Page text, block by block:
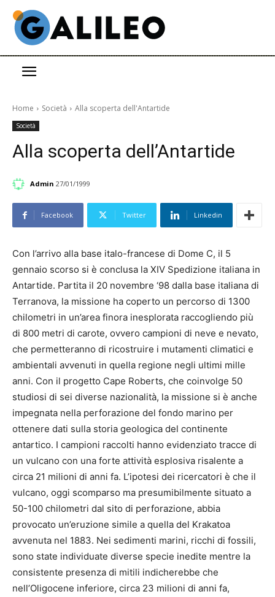
Home Società Alla scoperta dell'Antartide
Società
Alla scoperta dell’Antartide
Admin 27/01/1999
Facebook Twitter Linkedin
Con l’arrivo alla base italo-francese di Dome C, il 5
gennaio scorso si è conclusa la XIV Spedizione italiana in
Antartide. Partita il 20 novembre ‘98 dalla base italiana di
Terranova, la missione ha coperto un percorso di 1300
chilometri in un’area finora inesplorata raccogliendo più
di 800 metri di carote, ovvero campioni di neve e nevato,
che permetteranno di ricostruire i mutamenti climatici e
ambientali avvenuti in quella regione negli ultimi mille
anni. Con il progetto Cape Roberts, che coinvolge 50
studiosi di sei diverse nazionalità, la missione si è anche
impegnata nella perforazione del fondo marino per
ottenere dati sulla storia geologica del continente
antartico. I campioni raccolti hanno evidenziato tracce di
un vulcano con una forte attività esplosiva risalente a
circa 21 milioni di anni fa. L’ipotesi dei ricercatori è che il
vulcano, oggi scomparso ma presumibilmente situato a
50-100 chilometri dal sito di perforazione, abbia
provocato un’eruzione simile a quella del Krakatoa
avvenuta nel 1883. Nei sedimenti marini, ricchi di fossili,
sono state individuate diverse specie inedite mentre la
consistente presenza di mitili indicherebbe che
nell’Oligocene inferiore, circa 23 milioni di anni fa,